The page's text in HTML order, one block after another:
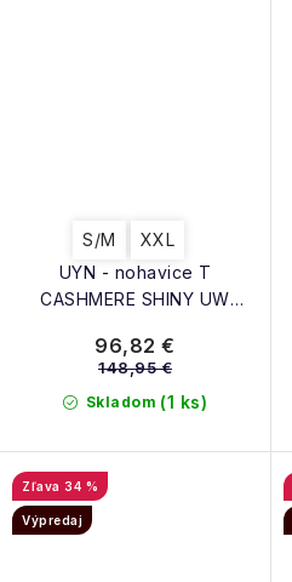
UYN - nohavice T
CASHMERE SHINY UW
S/M XXL
Skladom (1 ks)
96,82 €
148,95 €
34 %
Výpredaj